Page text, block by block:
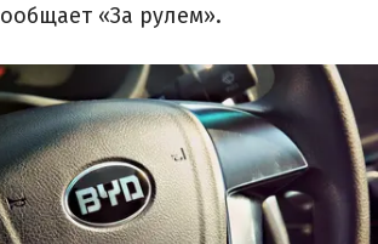
«За рулем».